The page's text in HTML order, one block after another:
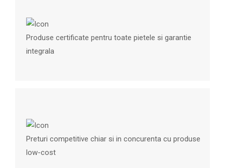
Produse certificate pentru toate pietele si garantie
integrala
Preturi competitive chiar si in concurenta cu produse
low-cost